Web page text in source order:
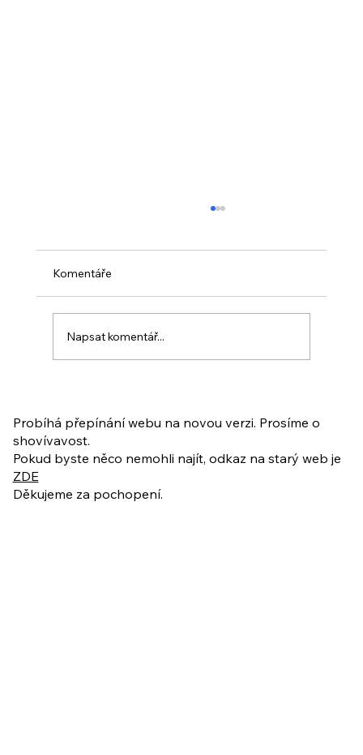
ukázkové lekce
Komentáře
Napsat komentář...
Probíhá přepínání webu na novou verzi. Prosíme o
shovívavost.
Pokud byste něco nemohli najít, odkaz na starý web je
ZDE
Děkujeme za pochopení.